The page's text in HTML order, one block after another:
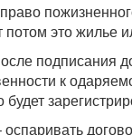
это жилье
подписания
к
будет